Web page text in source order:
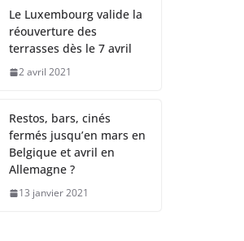
Le Luxembourg valide la
réouverture des
terrasses dès le 7 avril
2 avril 2021
Restos, bars, cinés
fermés jusqu’en mars en
Belgique et avril en
Allemagne ?
13 janvier 2021